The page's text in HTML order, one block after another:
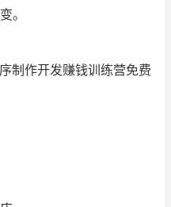
。
制作开发赚钱训练营免费